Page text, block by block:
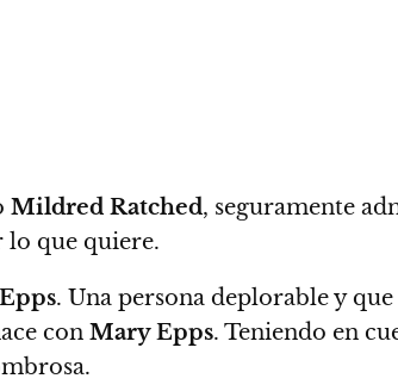
Mildred Ratched, seguramente
lo que quiere.
. Una persona deplorable y
con Mary Epps. Teniendo en